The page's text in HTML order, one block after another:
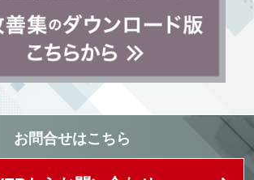
お問合せはこちら